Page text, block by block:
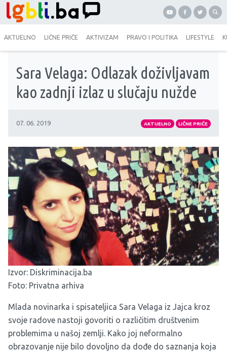
AKTUELNO LIČNE PRIČE AKTIVIZAM PRAVO I POLITIKA LIFESTYLE
Sara Velaga: Odlazak doživljavam
kao zadnji izlaz u slučaju nužde
07. 06. 2019 AKTUELNO LIČNE PRIČE
Izvor: Diskriminacija.ba
Foto: Privatna arhiva
Mlada novinarka i spisateljica Sara Velaga iz Jajca kroz
svoje radove nastoji govoriti o različitim društvenim
problemima u našoj zemlji. Kako joj neformalno
obrazovanje nije bilo dovoljno da dođe do saznanja koja